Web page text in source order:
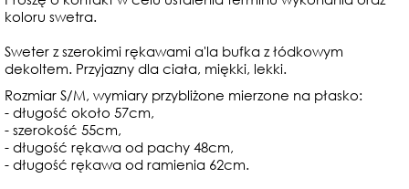
koloru swetra.
Sweter z szerokimi rękawami a'la bufka z łódkowym
dekoltem. Przyjazny dla ciała, miękki, lekki.
Rozmiar S/M, wymiary przybliżone mierzone na płasko:
- długość około 57cm,
- szerokość 55cm,
- długość rękawa od pachy 48cm,
- długość rękawa od ramienia 62cm.